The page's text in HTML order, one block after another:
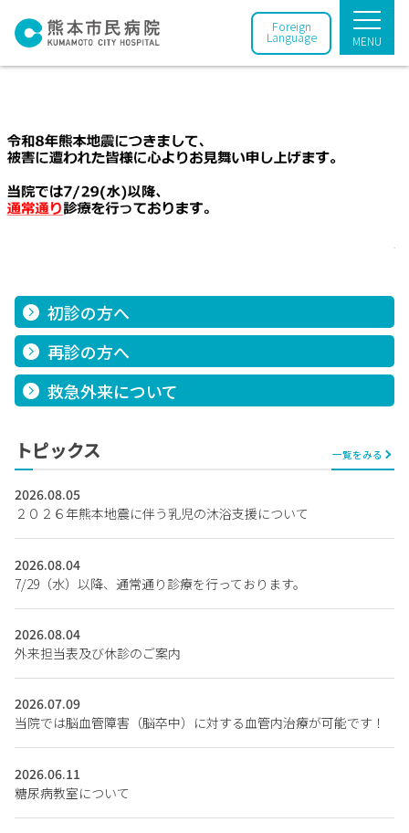
Foreign
Language MENU
初診の方へ
再診の方へ
救急外来について
トピックス 一覧をみる
2026.08.05
２０２６年熊本地震に伴う乳児の沐浴支援について
2026.08.04
7/29（水）以降、通常通り診療を行っております。
2026.08.04
外来担当表及び休診のご案内
2026.07.09
当院では脳血管障害（脳卒中）に対する血管内治療が可能です！
2026.06.11
糖尿病教室について